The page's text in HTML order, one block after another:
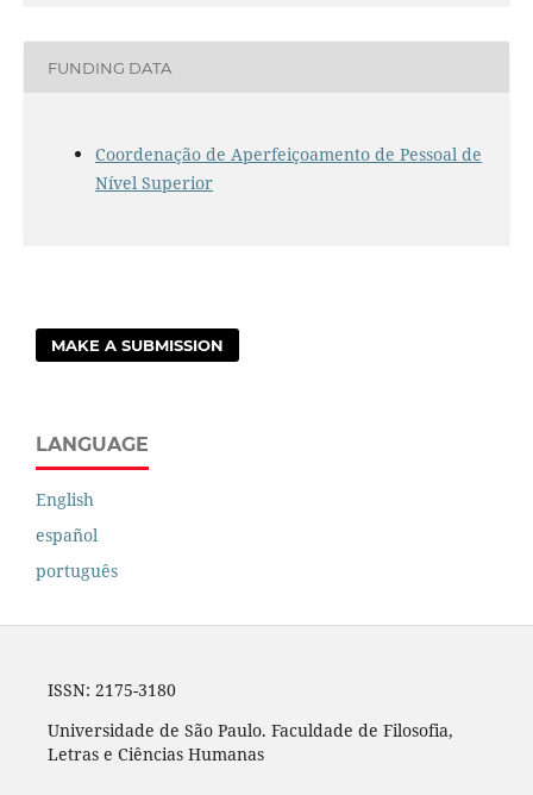
FUNDING DATA
Coordenação de Aperfeiçoamento de Pessoal de
Nível Superior
MAKE A SUBMISSION
LANGUAGE
English
español
português
ISSN: 2175-3180
Universidade de São Paulo. Faculdade de Filosofia,
Letras e Ciências Humanas